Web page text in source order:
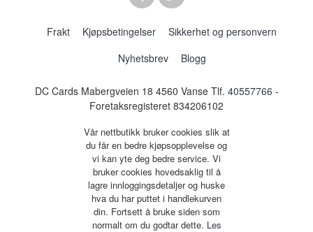
Frakt Kjøpsbetingelser
Sikkerhet og personvern
Nyhetsbrev
Blogg
DC Cards Mabergveien 18 4560 Vanse Tlf. 40557766 -
Foretaksregisteret 834206102
Vår nettbutikk bruker cookies slik at
du får en bedre kjøpsopplevelse og
vi kan yte deg bedre service. Vi
bruker cookies hovedsaklig til å
lagre innloggingsdetaljer og huske
hva du har puttet i handlekurven
din. Fortsett å bruke siden som
normalt om du godtar dette. Les